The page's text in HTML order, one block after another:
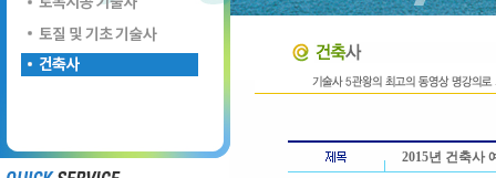
2015년 건축사